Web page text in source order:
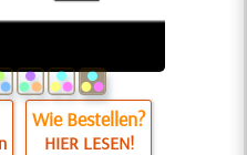
Wie Bestellen?
HIER LESEN!